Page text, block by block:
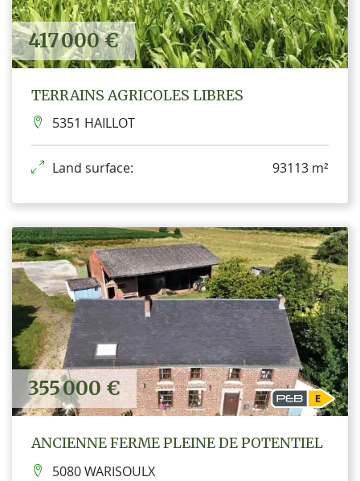
417 000 €
TERRAINS AGRICOLES LIBRES
5351 HAILLOT
Land surface: 93113 m²
355 000 €
ANCIENNE FERME PLEINE DE POTENTIEL
5080 WARISOULX